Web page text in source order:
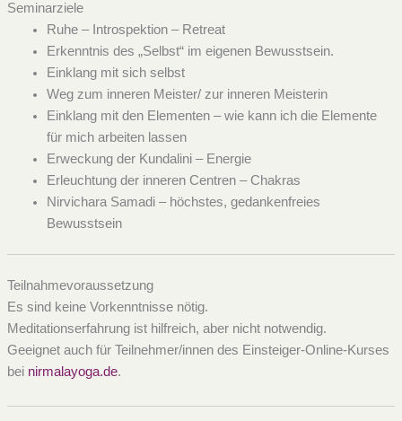
Seminarziele
Ruhe – Introspektion – Retreat
Erkenntnis des „Selbst“ im eigenen Bewusstsein.
Einklang mit sich selbst
Weg zum inneren Meister/ zur inneren Meisterin
Einklang mit den Elementen – wie kann ich die Elemente
für mich arbeiten lassen
Erweckung der Kundalini – Energie
Erleuchtung der inneren Centren – Chakras
Nirvichara Samadi – höchstes, gedankenfreies
Bewusstsein
Teilnahmevoraussetzung
Es sind keine Vorkenntnisse nötig.
Meditationserfahrung ist hilfreich, aber nicht notwendig.
Geeignet auch für Teilnehmer/innen des Einsteiger-Online-Kurses
bei nirmalayoga.de.